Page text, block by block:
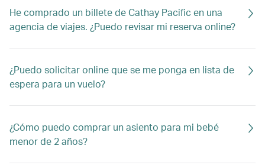
He comprado un billete de Cathay Pacific en una
agencia de viajes. ¿Puedo revisar mi reserva online?
¿Puedo solicitar online que se me ponga en lista de
espera para un vuelo?
¿Cómo puedo comprar un asiento para mi bebé
menor de 2 años?